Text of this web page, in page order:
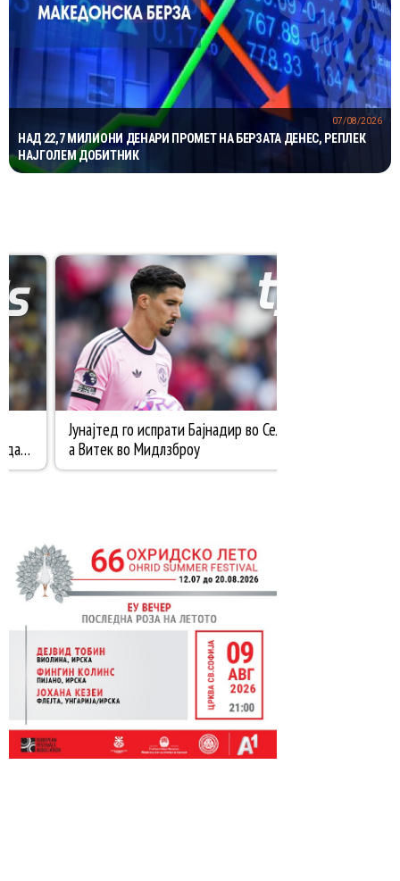
НАД 22,7 МИЛИОНИ ДЕНАРИ ПРОМЕТ НА БЕРЗАТА ДЕНЕС, РЕПЛЕК
НАЈГОЛЕМ ДОБИТНИК
07/08/2026